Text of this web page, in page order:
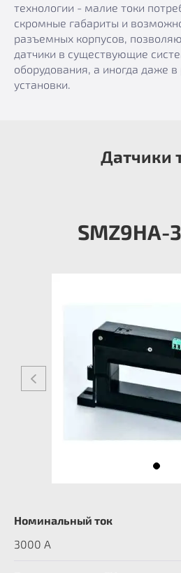
технологии - малие токи
скромные габариты и
разъемных корпусов,
датчики в существующие
оборудования, а иногда даже
установки.
Датчики
SMZ9HA-
Номинальный ток
3000 А